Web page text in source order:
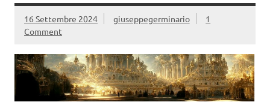
16 Settembre 2024 giuseppegerminario
1
Comment